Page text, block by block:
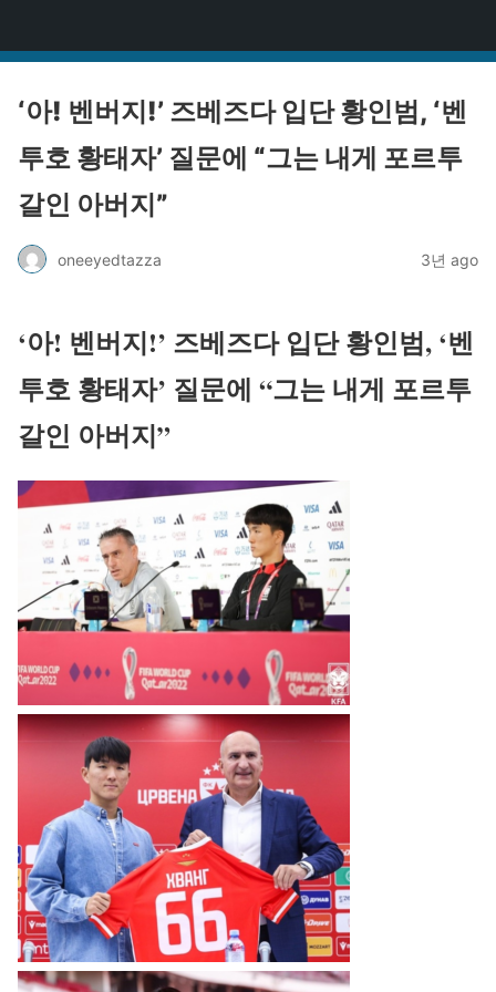
‘아! 벤버지!’ 즈베즈다 입단 황인범, ‘벤
투호 황태자’ 질문에 “그는 내게 포르투
갈인 아버지”
oneeyedtazza 3년 ago
‘아! 벤버지!’ 즈베즈다 입단 황인범, ‘벤
투호 황태자’ 질문에 “그는 내게 포르투
갈인 아버지”